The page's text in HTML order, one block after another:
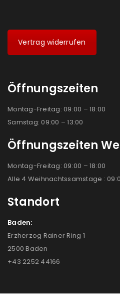
Vertrag widerrufen
Öffnungszeiten
Montag-Freitag: 09:00 – 18:00
Samstag: 09:00 – 13:00
Öffnungszeiten
Montag-Freitag: 09:00 – 18:00
Alle 4 Weihnachtssamstage :
Standort
Baden:
Erzherzog Rainer Ring 1
2500 Baden
+43 2252 44166